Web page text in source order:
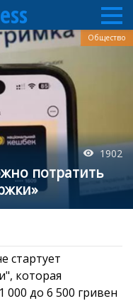
1902
потратить
Общество
стартует
которая
до 6 500 гривен